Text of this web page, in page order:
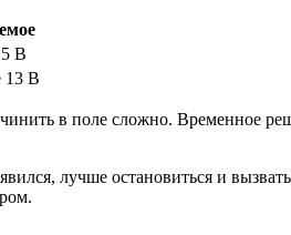
В
13 В
в поле сложно. Временное
лучше остановиться и